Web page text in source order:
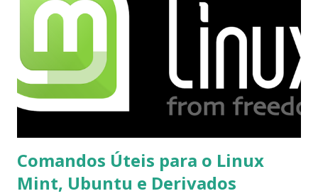
Comandos Úteis para o Linux
Mint, Ubuntu e Derivados